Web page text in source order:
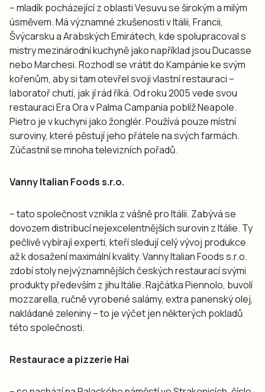
– mladík pocházející z oblasti Vesuvu se širokým a milým
úsměvem. Má významné zkušenosti v Itálii, Francii,
Švýcarsku a Arabských Emirátech, kde spolupracoval s
mistry mezinárodní kuchyně jako například jsou Ducasse
nebo Marchesi. Rozhodl se vrátit do Kampánie ke svým
kořenům, aby si tam otevřel svoji vlastní restauraci –
laboratoř chutí, jak jí rád říká. Od roku 2005 vede svou
restauraci Era Ora v Palma Campania poblíž Neapole.
Pietro je v kuchyni jako žonglér. Používá pouze místní
suroviny, které pěstují jeho přátele na svých farmách.
Zúčastnil se mnoha televizních pořadů.
Vanny Italian Foods s.r.o.
– tato společnost vznikla z vášně pro Itálii. Zabývá se
dovozem distribucí nejexcelentnějších surovin z Itálie. Ty
pečlivě vybírají experti, kteří sledují celý vývoj produkce
až k dosažení maximální kvality. Vanny Italian Foods s.r.o.
zdobí stoly nejvýznamnějších českých restaurací svými
produkty především z jihu Itálie. Rajčátka Piennolo, buvolí
mozzarella, ručně vyrobené salámy, extra panenský olej,
nakládané zeleniny – to je výčet jen některých pokladů
této společnosti.
Restaurace a pizzerie Hai